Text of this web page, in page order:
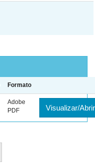
Formato
Adobe
PDF
Visualizar/Abrir